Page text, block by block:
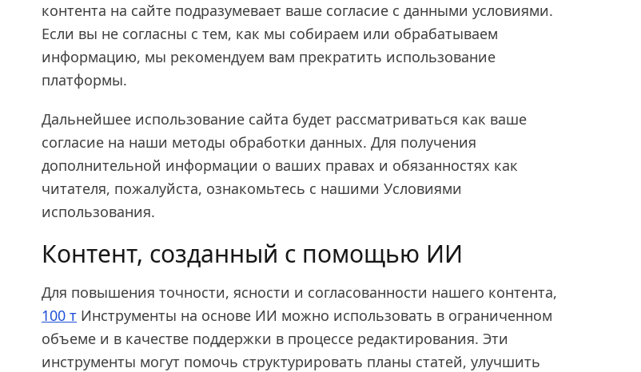
контента на сайте подразумевает ваше согласие с данными условиями.
Если вы не согласны с тем, как мы собираем или обрабатываем
информацию, мы рекомендуем вам прекратить использование
платформы.
Дальнейшее использование сайта будет рассматриваться как ваше
согласие на наши методы обработки данных. Для получения
дополнительной информации о ваших правах и обязанностях как
читателя, пожалуйста, ознакомьтесь с нашими Условиями
использования.
Контент, созданный с помощью ИИ
Для повышения точности, ясности и согласованности нашего контента,
100 т Инструменты на основе ИИ можно использовать в ограниченном
объеме и в качестве поддержки в процессе редактирования. Эти
инструменты могут помочь структурировать планы статей, улучшить